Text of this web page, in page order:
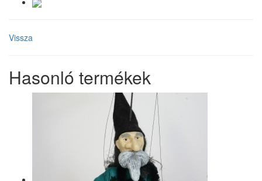
Vissza
Hasonló termékek